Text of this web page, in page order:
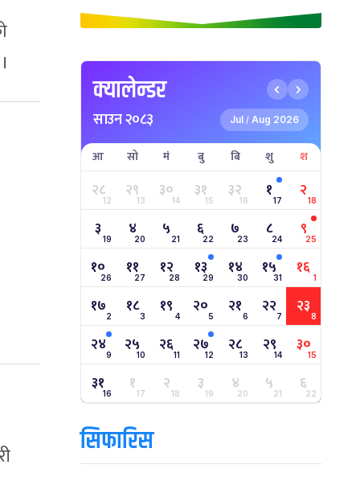
क्यालेन्डर
साउन २०८३ Jul / Aug 2026
आ सो मं बु बि शु श
२८12 २९13 ३०14 ३१15 ३२16 १17 २18
३ 19 ४20 ५ 21 ६22 ७23 ८24 ९25
१०26 ११27 १२28 १३29 १४30 १५31 १६ 1
१७2 १८3 १९ 4 २०5 २१6 २२7 २३8
२४9 २५10 २६11 २७12 २८13 २९14 ३०15
३१16 १17 २18 ३19 ४20 ५21 ६22
सिफारिस